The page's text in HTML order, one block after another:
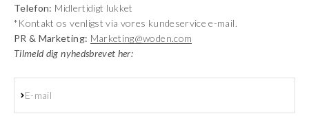
Telefon: Midlertidigt lukket
*Kontakt os venligst via vores kundeservice e-mail.
PR & Marketing: Marketing@woden.com
Tilmeld dig nyhedsbrevet her:
E-mail
Abonnér